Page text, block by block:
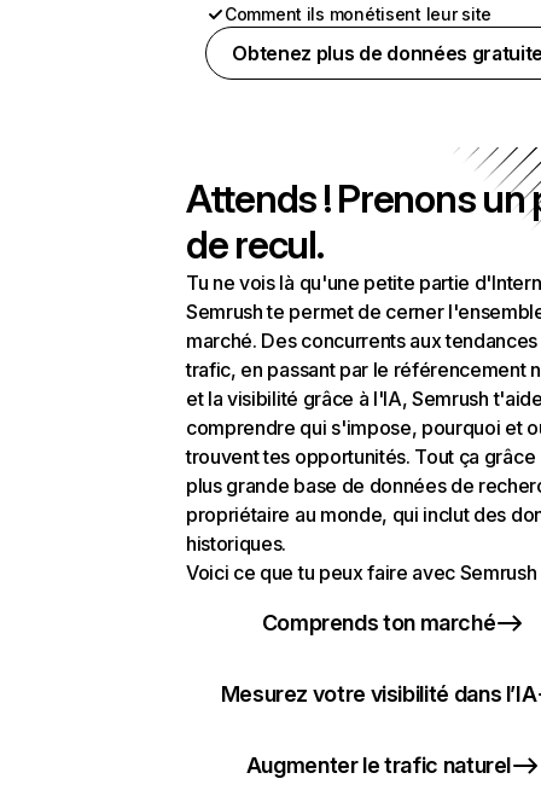
Comment ils monétisent leur site
Obtenez plus de données
Attends ! Prenons un
de recul.
Tu ne vois là qu'une petite partie
Semrush te permet de cerner
marché. Des concurrents aux
trafic, en passant par le référencement
et la visibilité grâce à l'IA, Semrush
comprendre qui s'impose, pourquoi et
trouvent tes opportunités. Tout ça grâce
plus grande base de données de
propriétaire au monde, qui inclut des
historiques.
Voici ce que tu peux faire avec Semrush
Comprends ton marché
Mesurez votre visibilité dans l’IA
Augmenter le trafic naturel